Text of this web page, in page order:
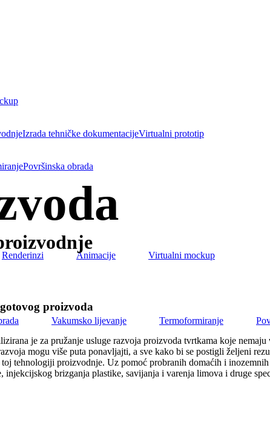
Izrada tehničke dokumentacijeVirtualni prototip
Površinska obrada
Renderinzi Animacije
Virtualni mockup
Vakumsko lijevanje Termoformiranje
proizvoda
je za pružanje usluge razvoja proizvoda tvrtkama koje
mogu više puta ponavljajti, a sve kako bi se postigli željeni
tehnologiji proizvodnje. Uz pomoć probranih domaćih i
brizganja plastike, savijanja i varenja limova i druge